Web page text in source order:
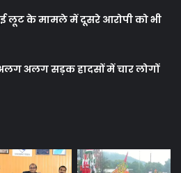
लूट के मामले में दूसरे आरोपी को भी
अलग सड़क हादसों में चार लोगों